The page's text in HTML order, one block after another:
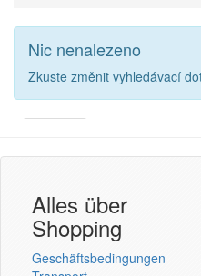
Nic nenalezeno
Zkuste změnit vyhledávací
Benutzer Login
Alles über
Shopping
Geschäftsbedingungen